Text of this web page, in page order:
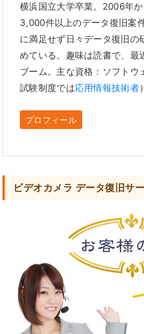
横浜国立大学卒業。2006年か
3,000件以上のデータ復旧案
に満足せず日々データ復旧の
めている。趣味は読書で、最
ブーム。主な資格：ソフトウ
試験制度では応用情報技術者）
プロフィール
ビデオカメラ データ復旧サ